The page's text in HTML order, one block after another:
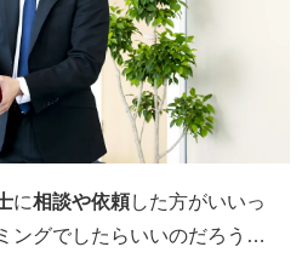
に相談や依頼した方がいいっ
ングでしたらいいのだろう…